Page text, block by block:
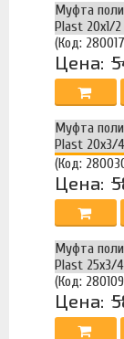
Муфта
Plast 20х1/
(Код:
Цена:
Муфта
Plast 20х3/
(Код:
Цена:
Муфта
Plast 25х3/
(Код:
Цена: